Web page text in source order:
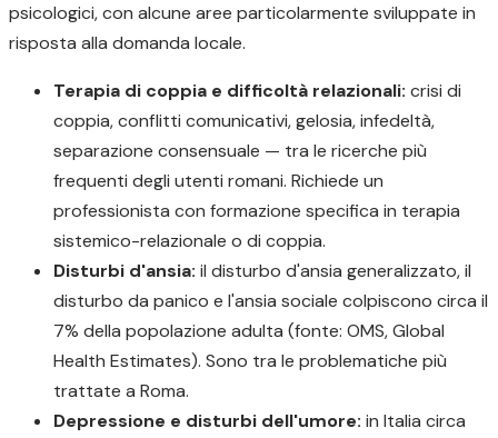
psicologici, con alcune aree particolarmente sviluppate in
risposta alla domanda locale.
Terapia di coppia e difficoltà relazionali: crisi di
coppia, conflitti comunicativi, gelosia, infedeltà,
separazione consensuale — tra le ricerche più
frequenti degli utenti romani. Richiede un
professionista con formazione specifica in terapia
sistemico-relazionale o di coppia.
Disturbi d'ansia: il disturbo d'ansia generalizzato, il
disturbo da panico e l'ansia sociale colpiscono circa il
7% della popolazione adulta (fonte: OMS, Global
Health Estimates). Sono tra le problematiche più
trattate a Roma.
Depressione e disturbi dell'umore: in Italia circa